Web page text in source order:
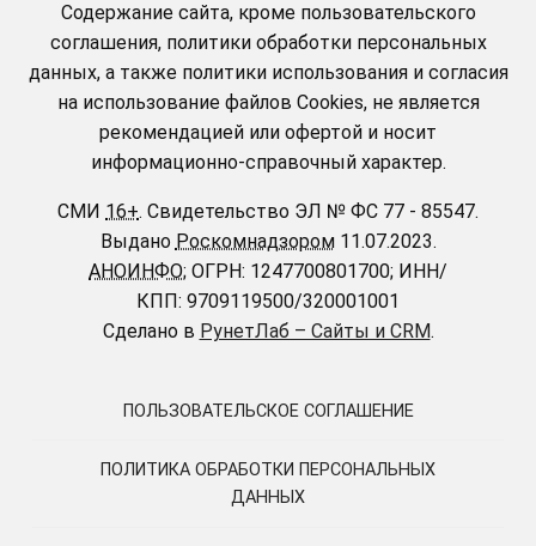
Содержание сайта, кроме пользовательского
соглашения, политики обработки персональных
данных, а также политики использования и согласия
на использование файлов Cookies, не является
рекомендацией или офертой и носит
информационно-справочный характер.
СМИ 16+. Свидетельство ЭЛ № ФС 77 - 85547.
Выдано Роскомнадзором11.07.2023.
АНОИНФО; ОГРН: 1247700801700; ИНН/
КПП: 9709119500/320001001
Сделано в РунетЛаб – Сайты и CRM.
ПОЛЬЗОВАТЕЛЬСКОЕ СОГЛАШЕНИЕ
ПОЛИТИКА ОБРАБОТКИ ПЕРСОНАЛЬНЫХ
ДАННЫХ